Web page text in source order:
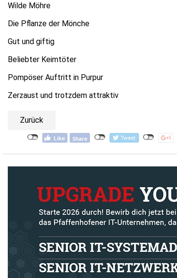
Wilde Möhre
Die Pflanze der Mönche
Gut und giftig
Beliebter Keimtöter
Pompöser Auftritt in Purpur
Zerzaust und trotzdem attraktiv
Zurück